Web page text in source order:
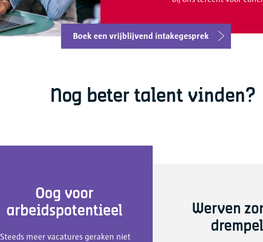
Werven
Oog voor
arbeidspotentieel
Steeds meer vacatures geraken niet
Nog beter talent vinden?
Boek een vrijblijvend intakegesprek